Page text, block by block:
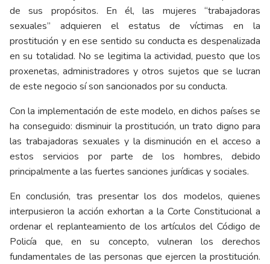
de sus propósitos. En él, las mujeres “trabajadoras
sexuales” adquieren el estatus de víctimas en la
prostitución y en ese sentido su conducta es despenalizada
en su totalidad. No se legitima la actividad, puesto que los
proxenetas, administradores y otros sujetos que se lucran
de este negocio sí son sancionados por su conducta.
Con la implementación de este modelo, en dichos países se
ha conseguido: disminuir la prostitución, un trato digno para
las trabajadoras sexuales y la disminución en el acceso a
estos servicios por parte de los hombres, debido
principalmente a las fuertes sanciones jurídicas y sociales.
En conclusión, tras presentar los dos modelos, quienes
interpusieron la acción exhortan a la Corte Constitucional a
ordenar el replanteamiento de los artículos del Código de
Policía que, en su concepto, vulneran los derechos
fundamentales de las personas que ejercen la prostitución.